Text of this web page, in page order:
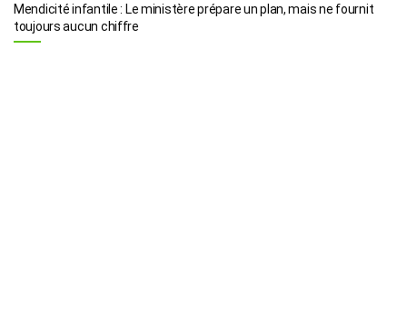
Mendicité infantile : Le ministère prépare un plan, mais ne fournit
toujours aucun chiffre